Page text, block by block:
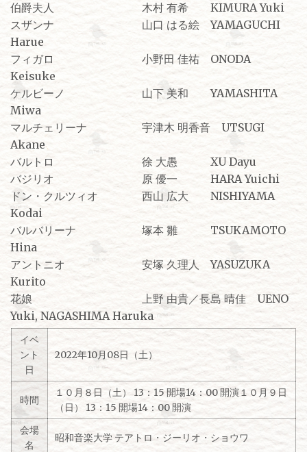
伯爵夫人 木村 有希 KIMURA Yuki
スザンナ 山口 はる絵 YAMAGUCHI
Harue
フィガロ 小野田 佳祐 ONODA
Keisuke
ケルビーノ 山下 美和 YAMASHITA
Miwa
マルチェリーナ 宇津木 明香音 UTSUGI
Akane
バルトロ 徐 大愚 XU Dayu
バジリオ 原 優一 HARA Yuichi
ドン・クルツィオ 西山 広大 NISHIYAMA
Kodai
バルバリーナ 塚本 雛 TSUKAMOTO
Hina
アントニオ 安塚 久理人 YASUZUKA
Kurito
花娘 上野 由貴／長島 晴佳 UENO
Yuki, NAGASHIMA Haruka
イベ
ント
日
2022年10月08日（土）
時間
１０月８日（土） 13：15 開場14：00 開演１０月９日
（日） 13：15 開場14：00 開演
会場
名
昭和音楽大学 テアトロ・ジーリオ・ショウワ